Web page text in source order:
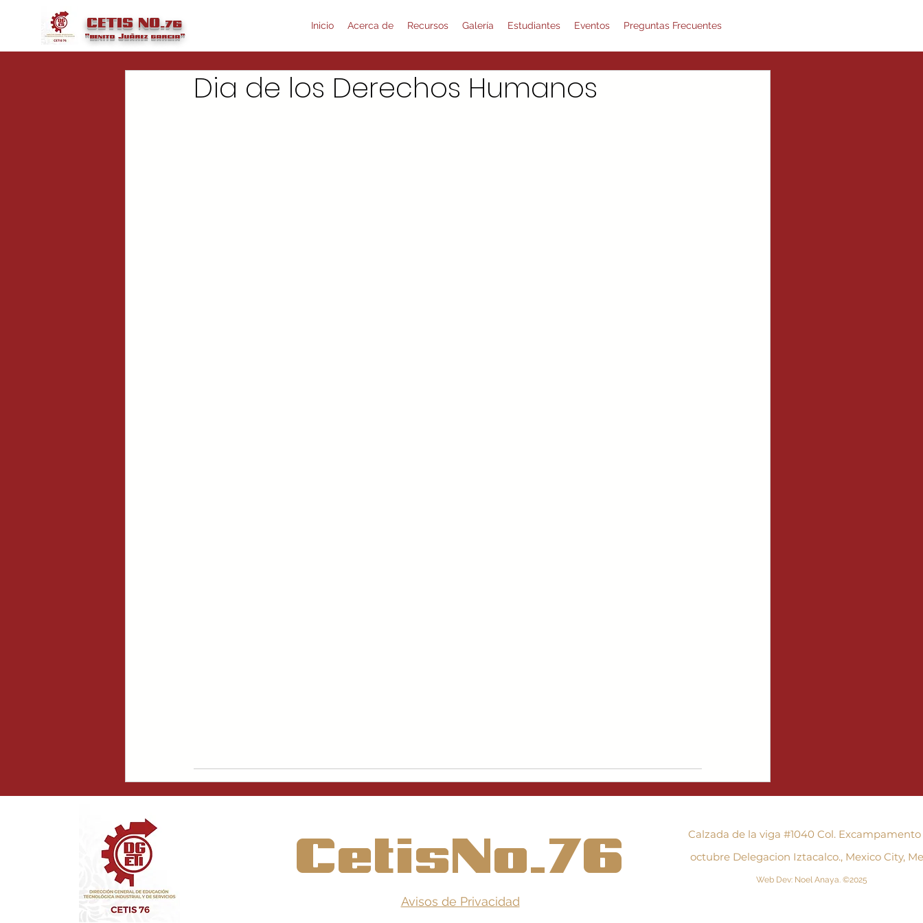
CETIS NO.76
"benito Juárezgarcia"
Inicio Acerca de Recursos Galería Estudiantes Eventos Preguntas Frecuentes
Dia de los Derechos Humanos
CetisNo.76
Avisos de Privacidad
Calzada de la viga #1040 Col. Excampamento
octubre Delegacion Iztacalco., Mexico City,
Web Dev: Noel Anaya. ©2025